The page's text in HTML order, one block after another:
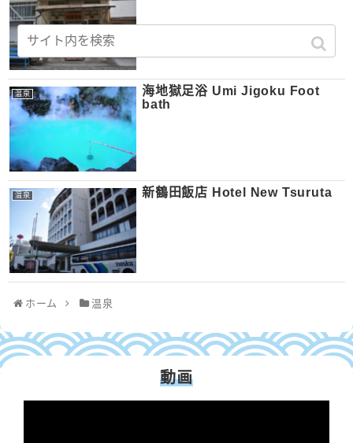
温泉
海地獄足浴 Umi Jigoku Foot
bath
温泉 新鶴田飯店 Hotel New Tsuruta
ホーム 温泉
動画